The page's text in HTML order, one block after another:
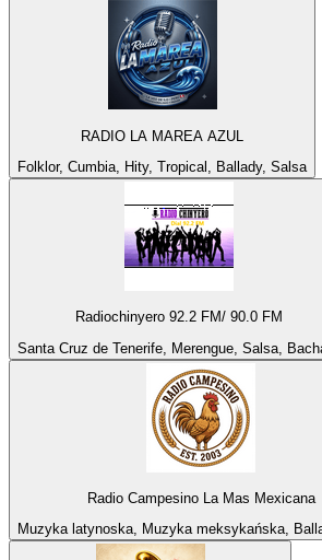
RADIO LA MAREA AZUL
Folklor, Cumbia, Hity, Tropical, Ballady, Salsa
Radiochinyero 92.2 FM/ 90.0 FM
Santa Cruz de Tenerife, Merengue, Salsa,
Radio Campesino La Mas Mexicana
Muzyka latynoska, Muzyka meksykańska,